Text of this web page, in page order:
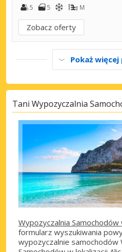
5
5 M
Zobacz oferty
Pokaż
Tani Wypozyczalnia
Wypozyczalnia Samochodów
formularz wyszukiwania
wypozyczalnie samochodów